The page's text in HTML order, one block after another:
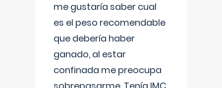
me gustaría saber cual
es el peso recomendable
que debería haber
ganado, al estar
confinada me preocupa